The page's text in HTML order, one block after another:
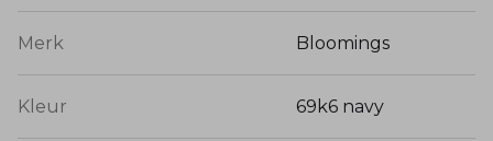
Merk Bloomings
Kleur 69k6 navy